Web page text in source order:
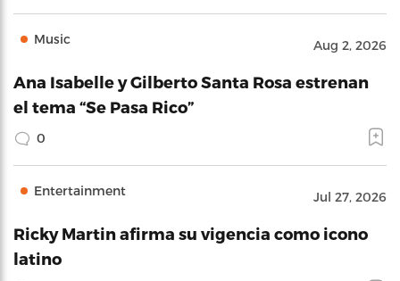
Music Aug 2, 2026
Ana Isabelle y Gilberto Santa Rosa estrenan
el tema “Se Pasa Rico”
0
Entertainment Jul 27, 2026
Ricky Martin afirma su vigencia como icono
latino